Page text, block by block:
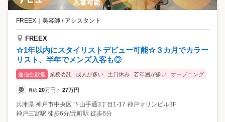
FREEX 美容師 / アシスタント
FREEX
☆1年以内にスタイリストデビュー可能☆３カ月でカラー
リスト、半年でメンズ入客も◎
通信生歓迎 業務委託 成人が多い 土日休み 若年層が多い オープニング
委 月給 20万円 ~ 27万円
兵庫県 神戸市中央区 下山手通3丁目1-17 神戸マリンビル3F
神戸三宮駅 徒歩6分/元町駅 徒歩6分